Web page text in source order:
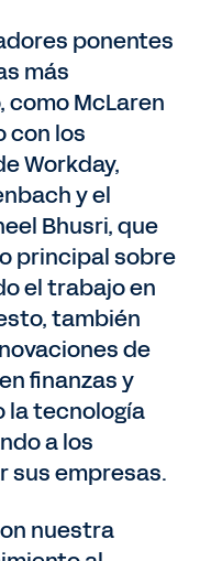
ponentes
más
McLaren
con los
Workday,
y el
Bhusri, que
principal sobre
el trabajo en
también
de
finanzas y
la tecnología
a los
sus empresas.
nuestra